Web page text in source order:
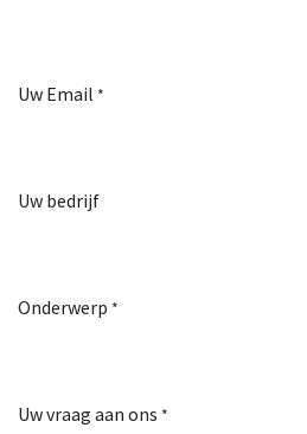
Uw Email *
Uw bedrijf
Onderwerp *
Uw vraag aan ons *